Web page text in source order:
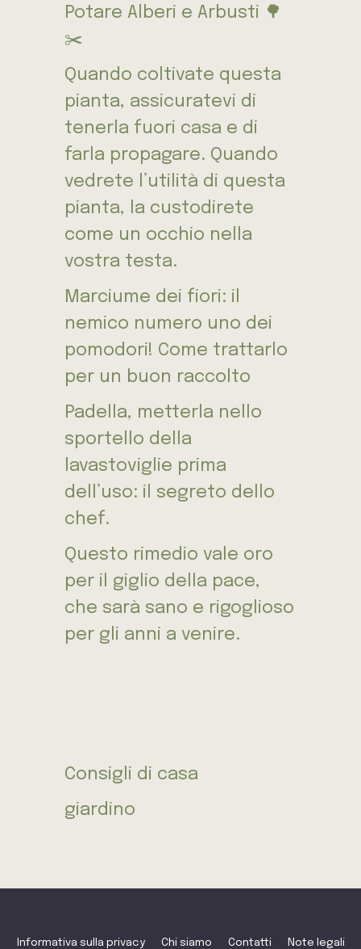
Potare Alberi e Arbusti 🌳
✂️
Quando coltivate questa
pianta, assicuratevi di
tenerla fuori casa e di
farla propagare. Quando
vedrete l’utilità di questa
pianta, la custodirete
come un occhio nella
vostra testa.
Marciume dei fiori: il
nemico numero uno dei
pomodori! Come trattarlo
per un buon raccolto
Padella, metterla nello
sportello della
lavastoviglie prima
dell’uso: il segreto dello
chef.
Questo rimedio vale oro
per il giglio della pace,
che sarà sano e rigoglioso
per gli anni a venire.
Consigli di casa
giardino
Informativa sulla privacy Chi siamo Contatti Note legali